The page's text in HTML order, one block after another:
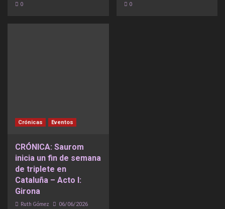
0 0
Crónicas Eventos
CRÓNICA: Saurom
inicia un fin de semana
de triplete en
Cataluña – Acto I:
Girona
Ruth Gómez 06/06/2026